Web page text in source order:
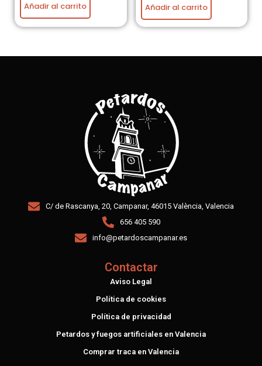
Añadir al carrito Añadir al carrito
C/ de Rascanya, 20, Campanar, 46015 València, Valencia
656 405 590
info@petardoscampanar.es
Contactar
Aviso Legal
Política de cookies
Política de privacidad
Petardos y fuegos artificiales en Valencia
Comprar traca en Valencia